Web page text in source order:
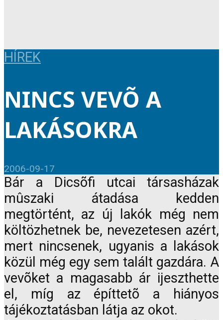
HÍREK
NINCS VEVÕ A
LAKÁSOKRA
2006-09-17
Bár a Dicsõfi utcai társasházak
mûszaki átadása kedden
megtörtént, az új lakók még nem
költözhetnek be, nevezetesen azért,
mert nincsenek, ugyanis a lakások
közül még egy sem talált gazdára. A
vevõket a magasabb ár ijeszthette
el, míg az építtetõ a hiányos
tájékoztatásban látja az okot.